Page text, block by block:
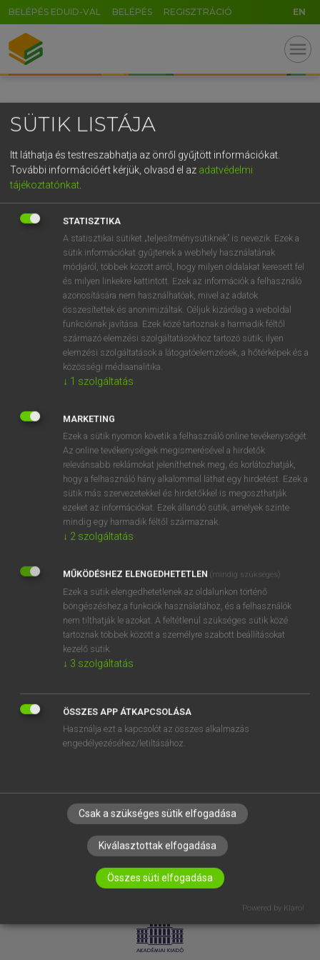
BELÉPÉS EDUID-VAL BELÉPÉS REGISZTRÁCIÓ EN
menu
OOOOPS!
SZOTAR.NET APPLIKÁCIÓ
MICROSOFT OFFICE BŐVÍTMÉNY
BEÉPÜLŐ SZÓTÁRMODUL
ONLINE NYELVVIZSGA
EGYÉNI FELHASZNÁLÓKNAK
TANULÓKNAK
OKTATÁSI INTÉZMÉNYEKNEK
VÁLLALATI MEGOLDÁSOK
RÓLUNK
ELÉRHETŐSÉG
SÜTI BEÁLLÍTÁSOK
LICENCSZERZŐDÉS ADATVÉDELEM
SÜTIK LISTÁJA
Itt láthatja és testreszabhatja az önről gyűjtött információkat.
További információért kérjük, olvasd el az adatvédelmi
tájékoztatónkat
STATISZTIKA
A statisztikai sütiket „teljesítménysütiknek” is nevezik. Ezek a
sütik információkat gyűjtenek a webhely használatának
módjáról, többek között arról, hogy milyen oldalakat keresett fel
és milyen linkekre kattintott. Ezek az információk a felhasználó
azonosítására nem használhatóak, mivel az adatok
összesítettek és anonimizáltak. Céljuk kizárólag a weboldal
funkcióinak javítása. Ezek közé tartoznak a harmadik féltől
származó elemzési szolgáltatásokhoz tartozó sütik; ilyen
elemzési szolgáltatások a látogatóelemzések, a hőtérképek és a
közösségi médiaanalitika.
↓ 1 szolgáltatás
MARKETING
Ezek a sütik nyomon követik a felhasználó online tevékenységét.
Az online tevékenységek megismerésével a hirdetők
relevánsabb reklámokat jeleníthetnek meg, és korlátozhatják,
hogy a felhasználó hány alkalommal láthat egy hirdetést. Ezek a
sütik más szervezetekkel és hirdetőkkel is megoszthatják
ezeket az információkat. Ezek állandó sütik, amelyek szinte
mindig egy harmadik féltől származnak.
↓ 2 szolgáltatás
MŰKÖDÉSHEZ ELENGEDHETETLEN (mindig szükséges)
Ezek a sütik elengedhetetlenek az oldalunkon történő
böngészéshez,a funkciók használatához, és a felhasználók
nem tilthatják le azokat. A feltétlenül szükséges sütik közé
tartoznak többek között a személyre szabott beállításokat
kezelő sütik.
↓ 3 szolgáltatás
ÖSSZES APP ÁTKAPCSOLÁSA
Használja ezt a kapcsolót az összes alkalmazás
engedélyezéséhez/letiltásához.
Csak a szükséges sütik elfogadása
Kiválasztottak elfogadása
Összes süti elfogadása
Powered by Klaro!
GR
5
g h k l
v b n m , . - AltGr